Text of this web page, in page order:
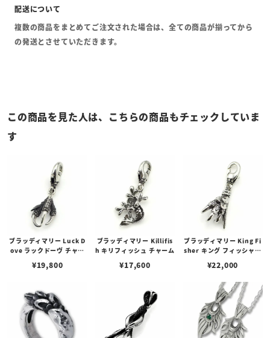
複数の商品をまとめてご注文された場合は、全ての商品が揃ってから
の発送とさせていただきます。
この商品を見た人は、こちらの商品もチェックしていま
す
ブラッディマリー Luck D
ove ラックドーヴ チャー
¥19,800
ブラッディマリー Killifis
h キリフィッシュ チャーム
¥17,600
ブラッディマリー King Fi
sher キング フィッシャー
¥22,000